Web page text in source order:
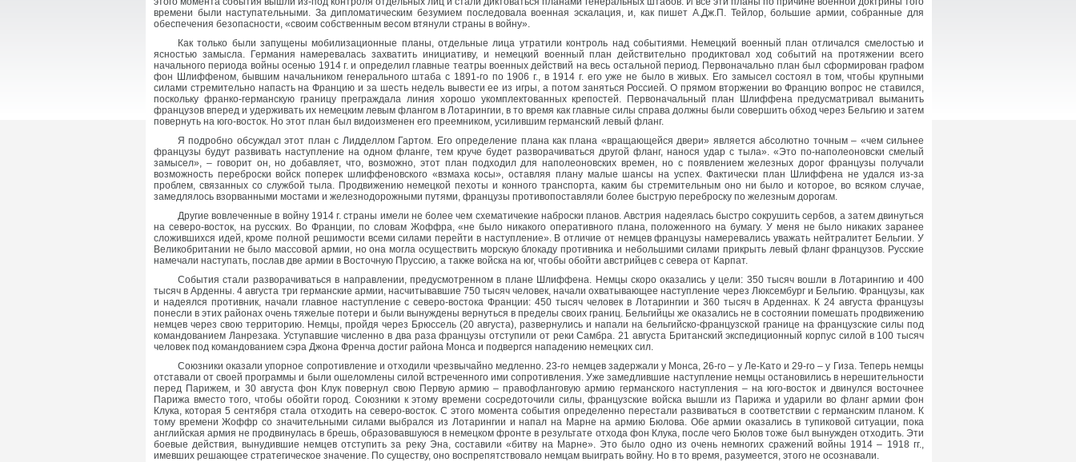
времени были наступательными. За дипломатическим безумием последовала военная эскалация, и, как пишет А.Дж.П. Тейлор, большие армии, собранные для
обеспечения безопасности, «своим собственным весом втянули страны в войну».
Как только были запущены мобилизационные планы, отдельные лица утратили контроль над событиями. Немецкий военный план отличался смелостью и
ясностью замысла. Германия намеревалась захватить инициативу, и немецкий военный план действительно продиктовал ход событий на протяжении всего
начального периода войны осенью 1914 г. и определил главные театры военных действий на весь остальной период. Первоначально план был сформирован графом
фон Шлиффеном, бывшим начальником генерального штаба с 1891-го по 1906 г., в 1914 г. его уже не было в живых. Его замысел состоял в том, чтобы крупными
силами стремительно напасть на Францию и за шесть недель вывести ее из игры, а потом заняться Россией. О прямом вторжении во Францию вопрос не ставился,
поскольку франко-германскую границу преграждала линия хорошо укомплектованных крепостей. Первоначальный план Шлиффена предусматривал выманить
французов вперед и удерживать их немецким левым флангом в Лотарингии, в то время как главные силы справа должны были совершить обход через Бельгию и затем
повернуть на юго-восток. Но этот план был видоизменен его преемником, усилившим германский левый фланг.
Я подробно обсуждал этот план с Лидделлом Гартом. Его определение плана как плана «вращающейся двери» является абсолютно точным – «чем сильнее
французы будут развивать наступление на одном фланге, тем круче будет разворачиваться другой фланг, нанося удар с тыла». «Это по-наполеоновски смелый
замысел», – говорит он, но добавляет, что, возможно, этот план подходил для наполеоновских времен, но с появлением железных дорог французы получали
возможность переброски войск поперек шлиффеновского «взмаха косы», оставляя плану малые шансы на успех. Фактически план Шлиффена не удался из-за
проблем, связанных со службой тыла. Продвижению немецкой пехоты и конного транспорта, каким бы стремительным оно ни было и которое, во всяком случае,
замедлялось взорванными мостами и железнодорожными путями, французы противопоставляли более быструю переброску по железным дорогам.
Другие вовлеченные в войну 1914 г. страны имели не более чем схематичекие наброски планов. Австрия надеялась быстро сокрушить сербов, а затем двинуться
на северо-восток, на русских. Во Франции, по словам Жоффра, «не было никакого оперативного плана, положенного на бумагу. У меня не было никаких заранее
сложившихся идей, кроме полной решимости всеми силами перейти в наступление». В отличие от немцев французы намеревались уважать нейтралитет Бельгии. У
Великобритании не было массовой армии, но она могла осуществить морскую блокаду противника и небольшими силами прикрыть левый фланг французов. Русские
намечали наступать, послав две армии в Восточную Пруссию, а также войска на юг, чтобы обойти австрийцев с севера от Карпат.
События стали разворачиваться в направлении, предусмотренном в плане Шлиффена. Немцы скоро оказались у цели: 350 тысяч вошли в Лотарингию и 400
тысяч в Арденны. 4 августа три германские армии, насчитывавшие 750 тысяч человек, начали охватывающее наступление через Люксембург и Бельгию. Французы, как
и надеялся противник, начали главное наступление с северо-востока Франции: 450 тысяч человек в Лотарингии и 360 тысяч в Арденнах. К 24 августа французы
понесли в этих районах очень тяжелые потери и были вынуждены вернуться в пределы своих границ. Бельгийцы же оказались не в состоянии помешать продвижению
немцев через свою территорию. Немцы, пройдя через Брюссель (20 августа), развернулись и напали на бельгийско-французской границе на французские силы под
командованием Ланрезака. Уступавшие численно в два раза французы отступили от реки Самбра. 21 августа Британский экспедиционный корпус силой в 100 тысяч
человек под командованием сэра Джона Френча достиг района Монса и подвергся нападению немецких сил.
Союзники оказали упорное сопротивление и отходили чрезвычайно медленно. 23-го немцев задержали у Монса, 26-го – у Ле-Като и 29-го – у Гиза. Теперь немцы
отставали от своей программы и были ошеломлены силой встреченного ими сопротивления. Уже замедлившие наступление немцы остановились в нерешительности
перед Парижем, и 30 августа фон Клук повернул свою Первую армию – правофланговую армию германского наступления – на юго-восток и двинулся восточнее
Парижа вместо того, чтобы обойти город. Союзники к этому времени сосредоточили силы, французские войска вышли из Парижа и ударили во фланг армии фон
Клука, которая 5 сентября стала отходить на северо-восток. С этого момента события определенно перестали развиваться в соответствии с германским планом. К
тому времени Жоффр со значительными силами выбрался из Лотарингии и напал на Марне на армию Бюлова. Обе армии оказались в тупиковой ситуации, пока
английская армия не продвинулась в брешь, образовавшуюся в немецком фронте в результате отхода фон Клука, после чего Бюлов тоже был вынужден отходить. Эти
боевые действия, вынудившие немцев отступить за реку Эна, составили «битву на Марне». Это было одно из очень немногих сражений войны 1914 – 1918 гг.,
имевших решающее стратегическое значение. По существу, оно воспрепятствовало немцам выиграть войну. Но в то время, разумеется, этого не осознавали.